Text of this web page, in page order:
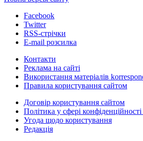
Facebook
Twitter
RSS-стрічки
E-mail розсилка
Контакти
Реклама на сайті
Використання матеріалів
Правила користування сайтом
Договір користування сайтом
Політика у сфері
Угода щодо користування
Редакція